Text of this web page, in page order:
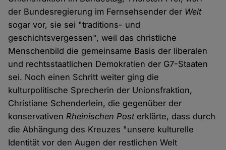
der Bundesregierung im Fernsehsender der Welt
sogar vor, sie sei "traditions- und
geschichtsvergessen", weil das christliche
Menschenbild die gemeinsame Basis der liberalen
und rechtsstaatlichen Demokratien der G7-Staaten
sei. Noch einen Schritt weiter ging die
kulturpolitische Sprecherin der Unionsfraktion,
Christiane Schenderlein, die gegenüber der
konservativenRheinischen Posterklärte, dass durch
die Abhängung des Kreuzes "unsere kulturelle
Identität vor den Augen der restlichen Welt